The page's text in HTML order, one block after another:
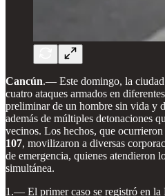
Cancún.— Este domingo, la ciudad
cuatro ataques armados en
preliminar de un hombre sin vida y
además de múltiples detonaciones
vecinos. Los hechos, que ocurrieron
107, movilizaron a diversas
de emergencia, quienes atendieron
simultánea.
1.— El primer caso se registró en la